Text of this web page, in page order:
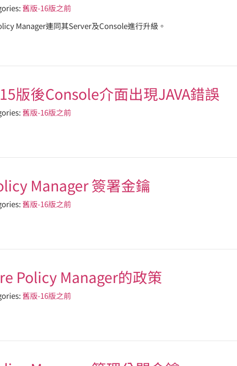
舊版-16版之前
Manager連同其Server及Console進行升級。
版後Console介面出現JAVA錯誤
舊版-16版之前
Manager 簽署金鑰
舊版-16版之前
Policy Manager的政策
舊版-16版之前